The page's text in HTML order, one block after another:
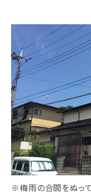
※梅雨の合間をぬっ